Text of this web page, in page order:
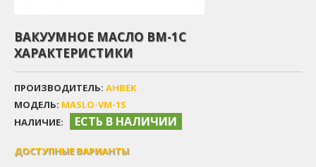
ВАКУУМНОЕ МАСЛО ВМ-1С
ХАРАКТЕРИСТИКИ
ПРОИЗВОДИТЕЛЬ: АНВЕК
МОДЕЛЬ: MASLO-VM-1S
НАЛИЧИЕ:
ЕСТЬ В НАЛИЧИИ
ДОСТУПНЫЕ ВАРИАНТЫ